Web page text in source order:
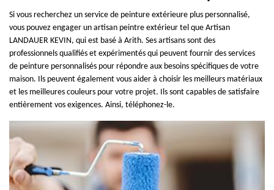
Si vous recherchez un service de peinture extérieure plus personnalisé,
vous pouvez engager un artisan peintre extérieur tel que Artisan
LANDAUER KEVIN, qui est basé à Arith. Ses artisans sont des
professionnels qualifiés et expérimentés qui peuvent fournir des services
de peinture personnalisés pour répondre aux besoins spécifiques de votre
maison. Ils peuvent également vous aider à choisir les meilleurs matériaux
et les meilleures couleurs pour votre projet. Ils sont capables de satisfaire
entièrement vos exigences. Ainsi, téléphonez-le.